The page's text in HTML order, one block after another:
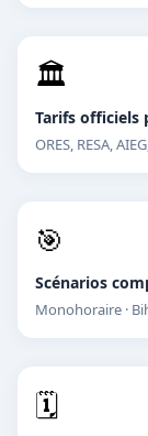
🏛️
Tarifs officiels
ORES, RESA,
🎯
Scénarios
Monohoraire ·
🗓️